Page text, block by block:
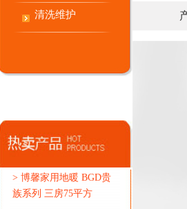
清洗维护
> 博馨家用地暖 BGD贵
族系列 三房75平方